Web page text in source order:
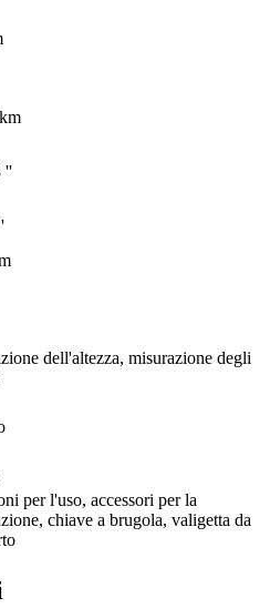
''
dell'altezza, misurazione degli
per l'uso, accessori per la
chiave a brugola, valigetta da